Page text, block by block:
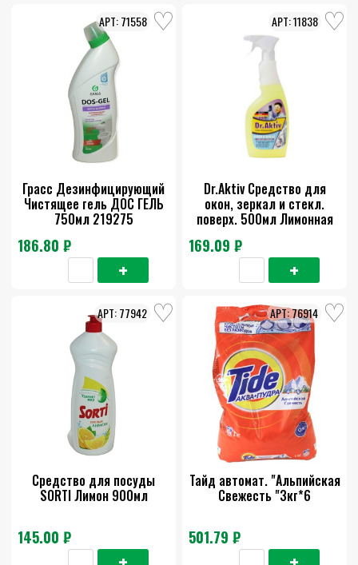
Грасс Дезинфицирующий
Чистящее гель ДОС ГЕЛЬ
750мл 219275
186.80 ₽
71558
Dr.Aktiv Средство для
окон, зеркал и стекл.
поверх. 500мл Лимонная
169.09 ₽
11838
Средство для посуды
SORTI Лимон 900мл
145.00 ₽
77942
Тайд автомат. "Альпийская
Cвежесть "3кг*6
501.79 ₽
76914